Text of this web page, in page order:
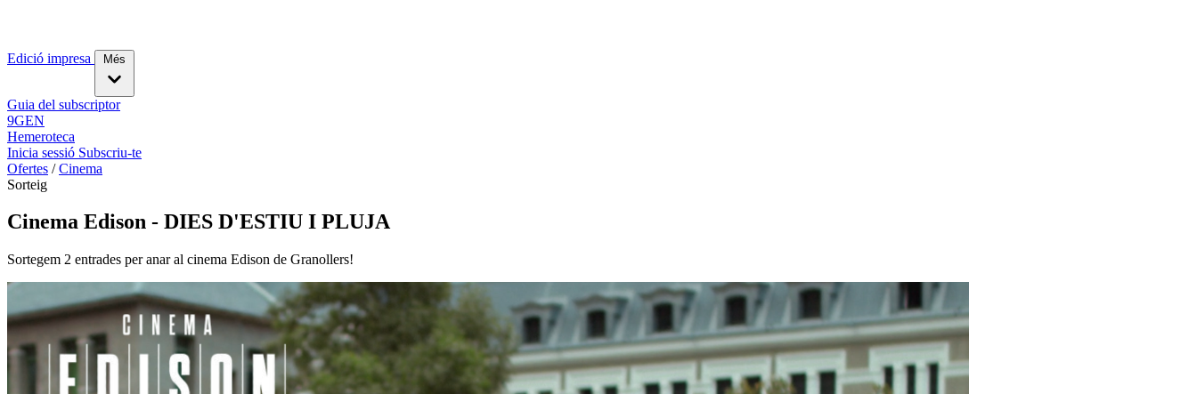
Edició impresa Més
Guia del subscriptor
9GEN
Hemeroteca
Inicia sessió Subscriu-te
Ofertes / Cinema
Sorteig
Cinema Edison - DIES D'ESTIU I PLUJA
Sortegem 2 entrades per anar al cinema Edison de Granollers!